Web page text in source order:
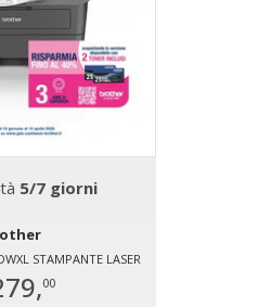
5/7 giorni
STAMPANTE LASER
00